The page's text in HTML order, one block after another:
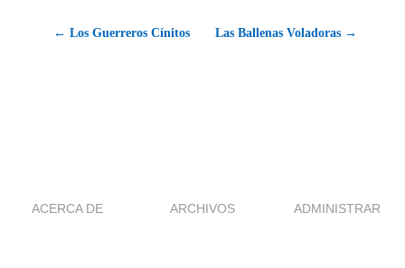
← Los Guerreros Cínitos Las Ballenas Voladoras →
ACERCA DE ARCHIVOS ADMINISTRAR